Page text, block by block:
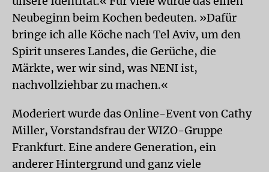
Neubeginn beim Kochen bedeuten. »Dafür
bringe ich alle Köche nach Tel Aviv, um den
Spirit unseres Landes, die Gerüche, die
Märkte, wer wir sind, was NENI ist,
nachvollziehbar zu machen.«
Moderiert wurde das Online-Event von Cathy
Miller, Vorstandsfrau der WIZO-Gruppe
Frankfurt. Eine andere Generation, ein
anderer Hintergrund und ganz viele